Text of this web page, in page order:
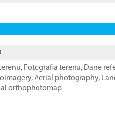
, Fotografia terenu, Dane
,Aerial photography,
orthophotomap